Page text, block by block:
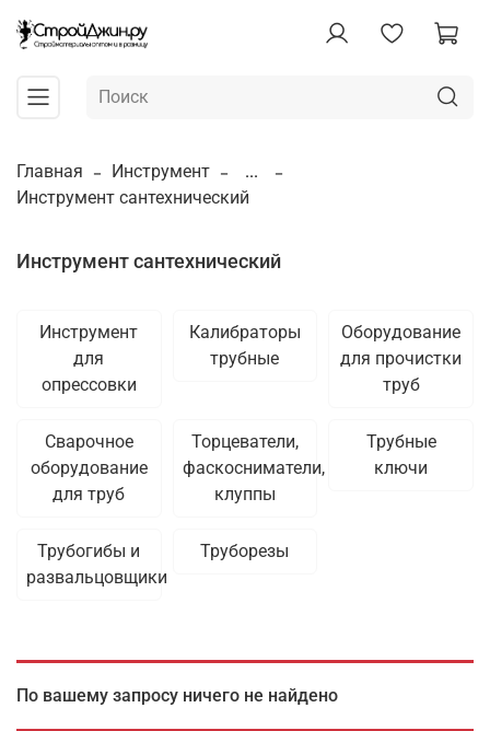
Главная Инструмент
...
Инструмент сантехнический
Инструмент сантехнический
Инструмент
для
опрессовки
Калибраторы
трубные
Оборудование
для прочистки
труб
Сварочное
оборудование
для труб
Торцеватели,
фаскосниматели,
клуппы
Трубные
ключи
Трубогибы и
развальцовщики
Труборезы
По вашему запросу ничего не найдено